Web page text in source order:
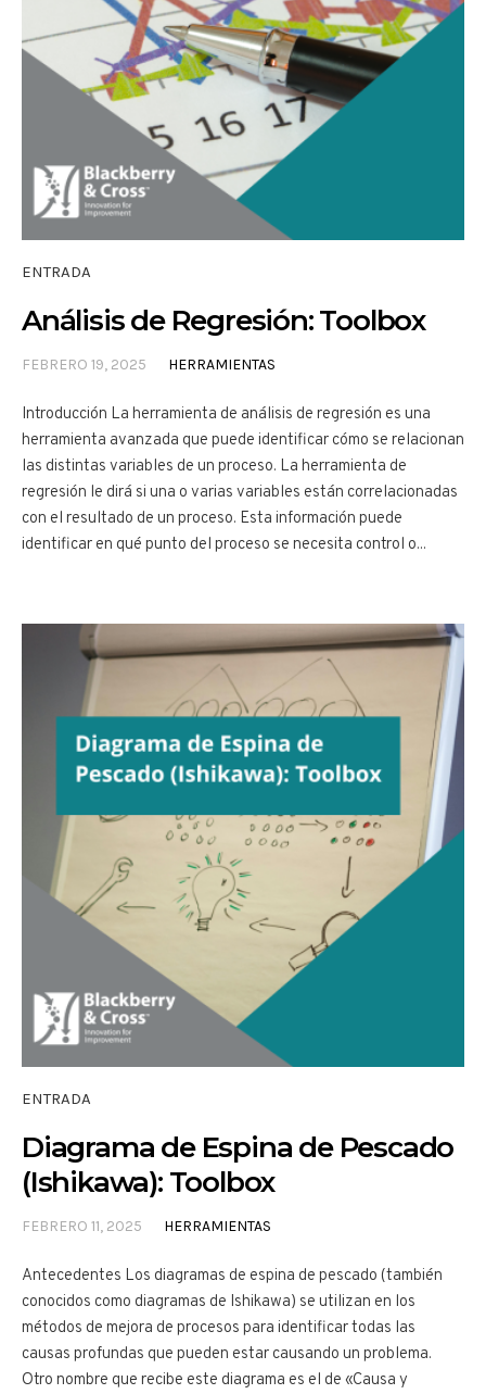
ENTRADA
Análisis de Regresión: Toolbox
FEBRERO 19, 2025 HERRAMIENTAS
Introducción La herramienta de análisis de regresión es una
herramienta avanzada que puede identificar cómo se relacionan
las distintas variables de un proceso. La herramienta de
regresión le dirá si una o varias variables están correlacionadas
con el resultado de un proceso. Esta información puede
identificar en qué punto del proceso se necesita control o...
ENTRADA
Diagrama de Espina de Pescado
(Ishikawa): Toolbox
FEBRERO 11, 2025 HERRAMIENTAS
Antecedentes Los diagramas de espina de pescado (también
conocidos como diagramas de Ishikawa) se utilizan en los
métodos de mejora de procesos para identificar todas las
causas profundas que pueden estar causando un problema.
Otro nombre que recibe este diagrama es el de «Causa y